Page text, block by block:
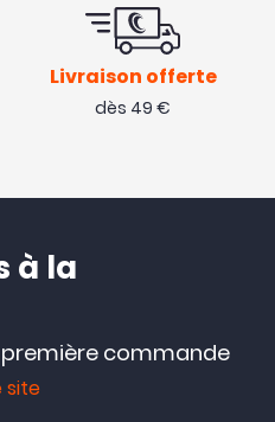
Livraison offerte
dès 49 €
à la
commande
site